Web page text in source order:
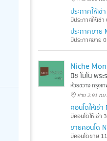
ประกาศให้เช่
มีประกาศให้เช่
ประกาศขาย
มีประกาศขาย
Niche
นิช โมโน พร
ห้วยขวาง กรุงเ
ห่าง 2.91 กม.
คอนโดให้เช่
มีคอนโดให้เช่า
ขายคอนโด
มีคอนโดขาย